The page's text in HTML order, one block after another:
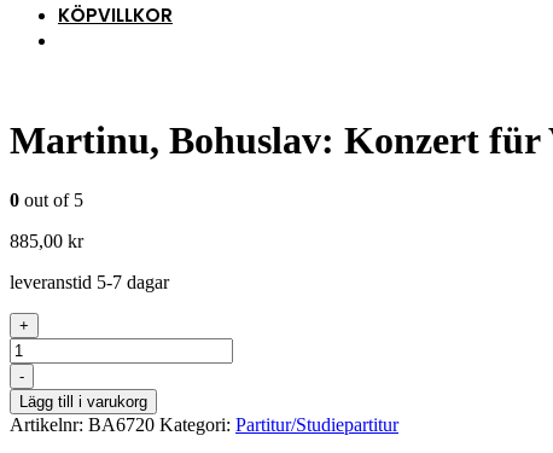
KÖPVILLKOR
Martinu, Bohuslav: Konzert für
0 out of 5
885,00 kr
leveranstid 5-7 dagar
+
Antal
-
Lägg till i varukorg
Artikelnr: BA6720 Kategori: Partitur/Studiepartitur